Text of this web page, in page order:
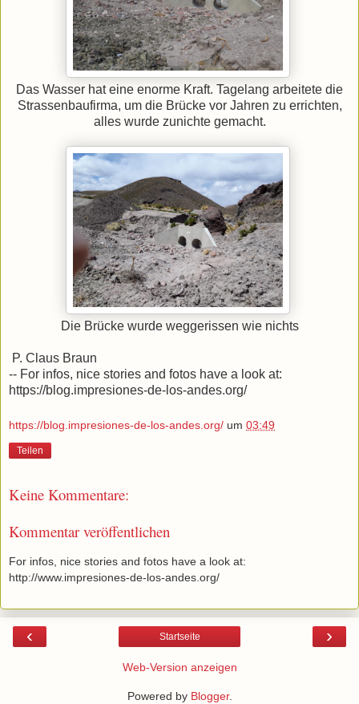
Das Wasser hat eine enorme Kraft. Tagelang arbeitete die
Strassenbaufirma, um die Brücke vor Jahren zu errichten,
alles wurde zunichte gemacht.
Die Brücke wurde weggerissen wie nichts
P. Claus Braun
-- For infos, nice stories and fotos have a look at:
https://blog.impresiones-de-los-andes.org/
https://blog.impresiones-de-los-andes.org/ um 03:49
Teilen
Keine Kommentare:
Kommentar veröffentlichen
For infos, nice stories and fotos have a look at:
http://www.impresiones-de-los-andes.org/
‹ ›
Startseite
Web-Version anzeigen
Powered by Blogger.